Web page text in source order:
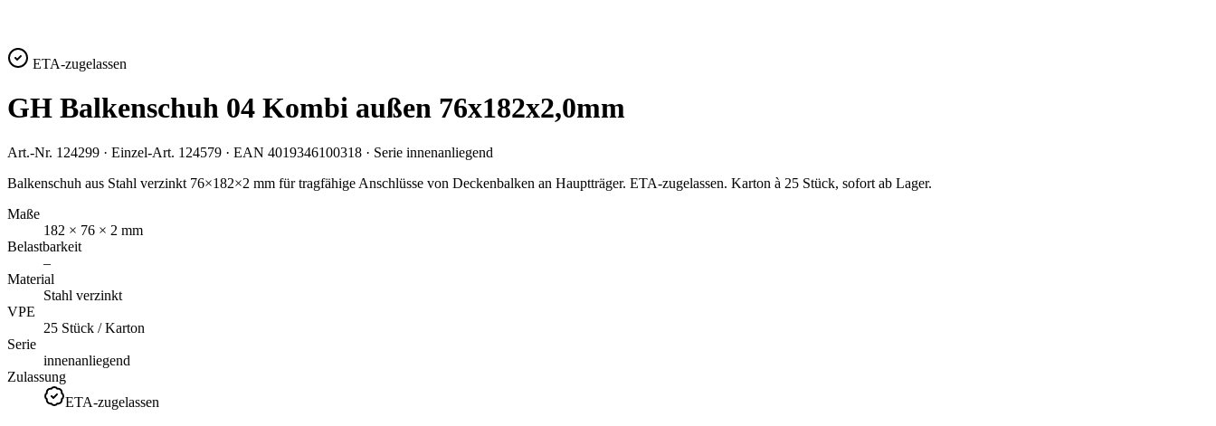
ETA-zugelassen
GH Balkenschuh 04 Kombi außen 76x182x2,0mm
Art.-Nr. 124299 · Einzel-Art. 124579 · EAN 4019346100318 · Serie innenanliegend
Balkenschuh aus Stahl verzinkt 76×182×2 mm für tragfähige Anschlüsse von Deckenbalken an Hauptträger. ETA-zugelassen. Karton à 25 Stück, sofort ab Lager.
Maße
182 × 76 × 2 mm
Belastbarkeit
–
Material
Stahl verzinkt
VPE
25 Stück / Karton
Serie
innenanliegend
Zulassung
ETA-zugelassen